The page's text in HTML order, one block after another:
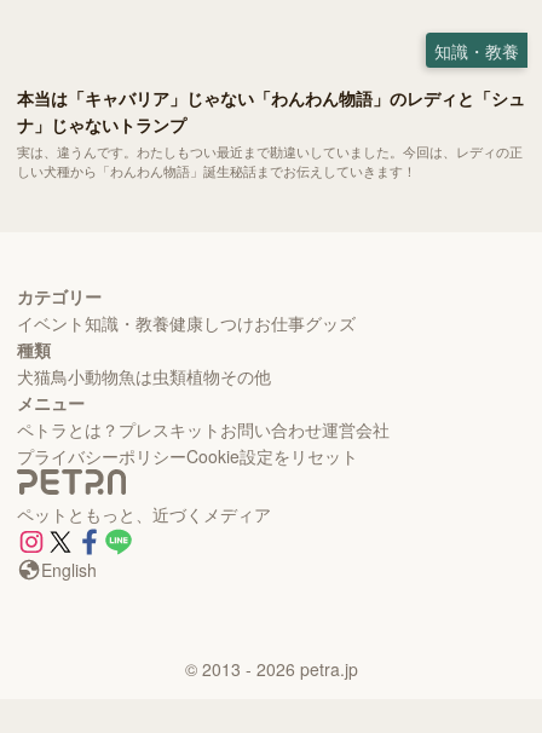
知識・教養
本当は「キャバリア」じゃない「わんわん物語」のレディと「シュ
ナ」じゃないトランプ
実は、違うんです。わたしもつい最近まで勘違いしていました。今回は、レディの正
しい犬種から「わんわん物語」誕生秘話までお伝えしていきます！
カテゴリー
イベント知識・教養健康しつけお仕事グッズ
種類
犬猫鳥小動物魚は虫類植物その他
メニュー
ペトラとは？ プレスキット お問い合わせ運営会社
プライバシーポリシーCookie設定をリセット
ペットともっと、近づくメディア
English
© 2013 - 2026 petra.jp